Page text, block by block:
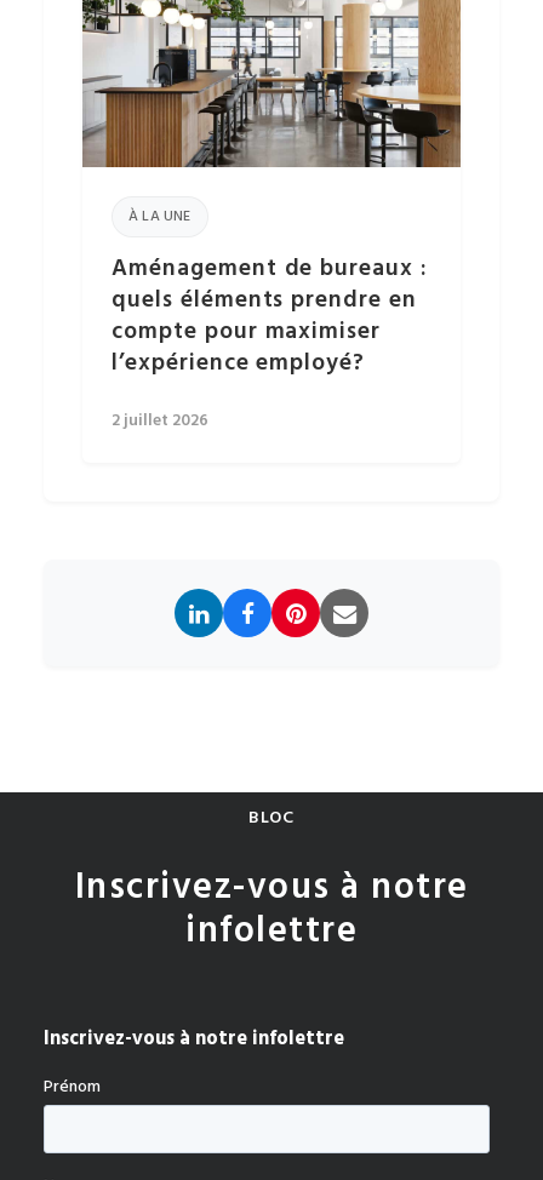
À LA UNE
Aménagement de bureaux :
quels éléments prendre en
compte pour maximiser
l’expérience employé?
2 juillet 2026
BLOC
Inscrivez-vous à notre
infolettre